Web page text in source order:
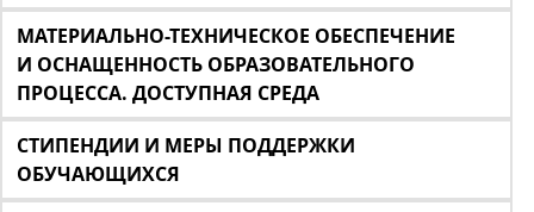
МАТЕРИАЛЬНО-ТЕХНИЧЕСКОЕ ОБЕСПЕЧЕНИЕ
И ОСНАЩЕННОСТЬ ОБРАЗОВАТЕЛЬНОГО
ПРОЦЕССА. ДОСТУПНАЯ СРЕДА
СТИПЕНДИИ И МЕРЫ ПОДДЕРЖКИ
ОБУЧАЮЩИХСЯ